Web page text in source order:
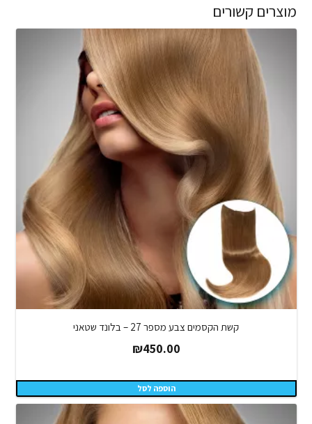
מוצרים קשורים
קשת הקסמים צבע מספר 27 – בלונד שטאני
₪450.00
הוספה לסל